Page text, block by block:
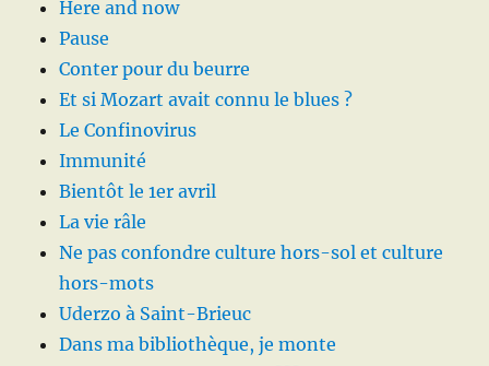
Here and now
Pause
Conter pour du beurre
Et si Mozart avait connu le blues ?
Le Confinovirus
Immunité
Bientôt le 1er avril
La vie râle
Ne pas confondre culture hors-sol et culture
hors-mots
Uderzo à Saint-Brieuc
Dans ma bibliothèque, je monte